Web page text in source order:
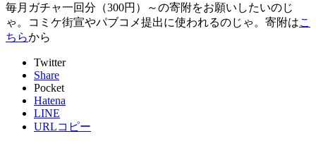
毎月ガチャ一回分（300円）～の寄附をお願いしたいのじ
ゃ。コミケ街宣やパブコメ提出に使われるのじゃ。寄附はこ
ちらから
Twitter
Share
Pocket
Hatena
LINE
URLコピー